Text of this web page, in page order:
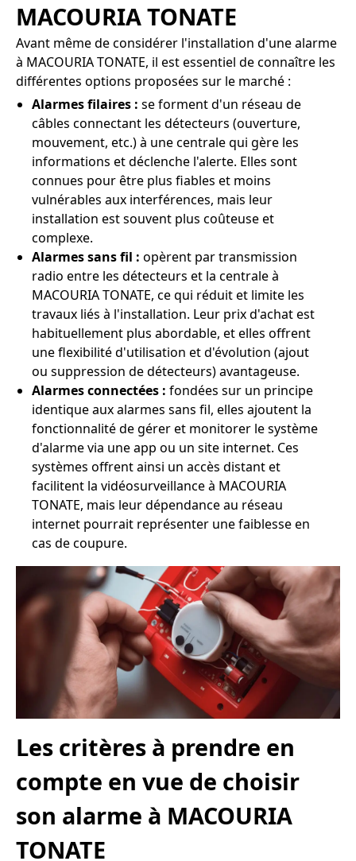
MACOURIA TONATE
Avant même de considérer l'installation d'une alarme
à MACOURIA TONATE, il est essentiel de connaître les
différentes options proposées sur le marché :
Alarmes filaires : se forment d'un réseau de
câbles connectant les détecteurs (ouverture,
mouvement, etc.) à une centrale qui gère les
informations et déclenche l'alerte. Elles sont
connues pour être plus fiables et moins
vulnérables aux interférences, mais leur
installation est souvent plus coûteuse et
complexe.
Alarmes sans fil : opèrent par transmission
radio entre les détecteurs et la centrale à
MACOURIA TONATE, ce qui réduit et limite les
travaux liés à l'installation. Leur prix d'achat est
habituellement plus abordable, et elles offrent
une flexibilité d'utilisation et d'évolution (ajout
ou suppression de détecteurs) avantageuse.
Alarmes connectées : fondées sur un principe
identique aux alarmes sans fil, elles ajoutent la
fonctionnalité de gérer et monitorer le système
d'alarme via une app ou un site internet. Ces
systèmes offrent ainsi un accès distant et
facilitent la vidéosurveillance à MACOURIA
TONATE, mais leur dépendance au réseau
internet pourrait représenter une faiblesse en
cas de coupure.
Les critères à prendre en
compte en vue de choisir
son alarme à MACOURIA
TONATE